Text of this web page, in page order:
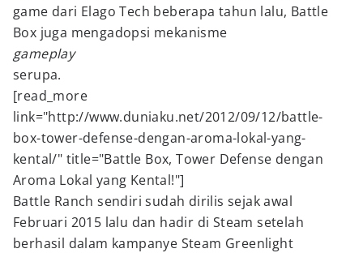
game dari Elago Tech beberapa tahun lalu, Battle
Box juga mengadopsi mekanisme
gameplay
serupa.
[read_more
link="http://www.duniaku.net/2012/09/12/battle-
box-tower-defense-dengan-aroma-lokal-yang-
kental/" title="Battle Box, Tower Defense dengan
Aroma Lokal yang Kental!"]
Battle Ranch sendiri sudah dirilis sejak awal
Februari 2015 lalu dan hadir di Steam setelah
berhasil dalam kampanye Steam Greenlight